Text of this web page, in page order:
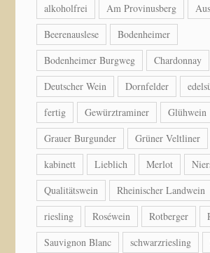
alkoholfrei
Am Provinusberg
Beerenauslese
Bodenheimer
Bodenheimer Burgweg
Chardonnay
Deutscher Wein
Dornfelder
fertig
Gewürztraminer
Glühwein
Grauer Burgunder
Grüner Veltliner
kabinett
Lieblich Merlot
Qualitätswein
Rheinischer Landwein
riesling
Roséwein Rotberger
Sauvignon Blanc
schwarzriesling